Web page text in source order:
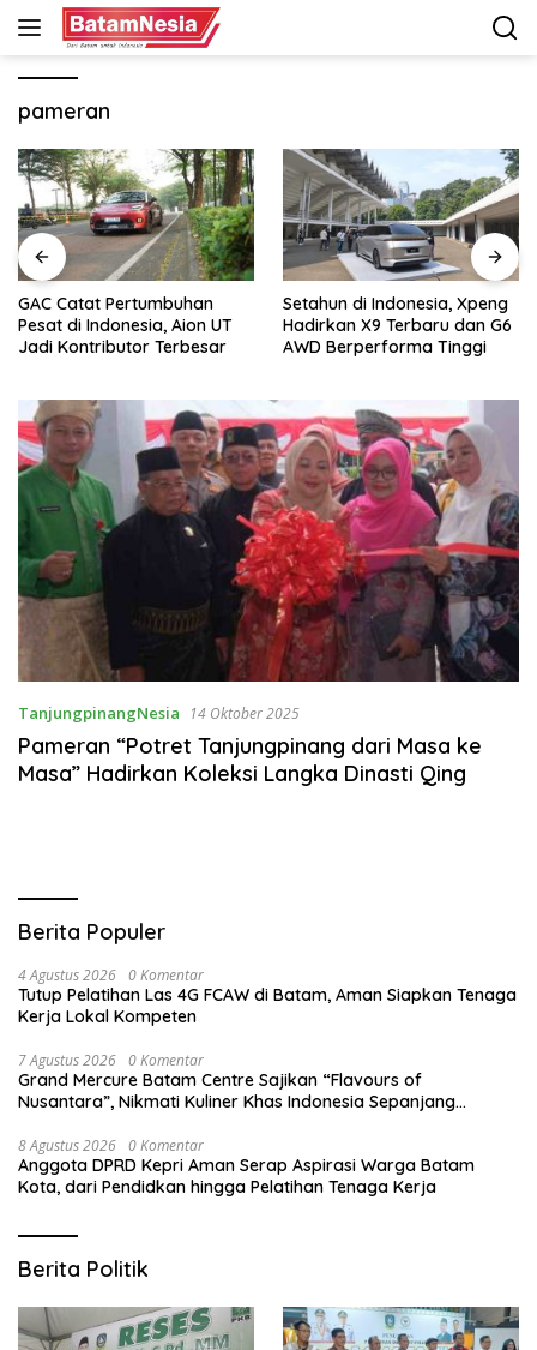
Langsung
pameran
GAC Catat Pertumbuhan
Pesat di Indonesia, Aion UT
Jadi Kontributor Terbesar
Setahun di Indonesia, Xpeng
Hadirkan X9 Terbaru dan G6
AWD Berperforma Tinggi
TanjungpinangNesia 14 Oktober 2025
Pameran “Potret Tanjungpinang dari Masa ke
Masa” Hadirkan Koleksi Langka Dinasti Qing
Berita Populer
4 Agustus 2026 0 Komentar
Tutup Pelatihan Las 4G FCAW di Batam, Aman Siapkan Tenaga
Kerja Lokal Kompeten
7 Agustus 2026 0 Komentar
Grand Mercure Batam Centre Sajikan “Flavours of
Nusantara”, Nikmati Kuliner Khas Indonesia Sepanjang
8 Agustus 2026 0 Komentar
Anggota DPRD Kepri Aman Serap Aspirasi Warga Batam
Kota, dari Pendidkan hingga Pelatihan Tenaga Kerja
Berita Politik